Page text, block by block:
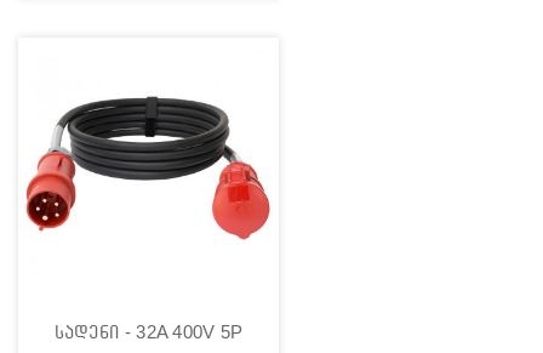
სადენი - 32A 400V 5P